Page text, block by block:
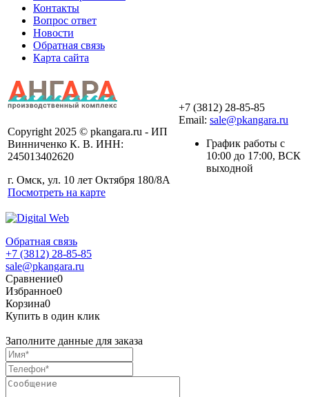
Контакты
Вопрос ответ
Новости
Обратная связь
Карта сайта
Copyright 2025 © pkangara.ru - ИП
Винниченко К. В. ИНН:
245013402620
г. Омск, ул. 10 лет Октября 180/8А
Посмотреть на карте
+7 (3812) 28-85-85
Email: sale@pkangara.ru
График работы с
10:00 до 17:00, ВСК
выходной
Обратная связь
+7 (3812) 28-85-85
sale@pkangara.ru
Сравнение0
Избранное0
Корзина0
Купить в один клик
Заполните данные для заказа